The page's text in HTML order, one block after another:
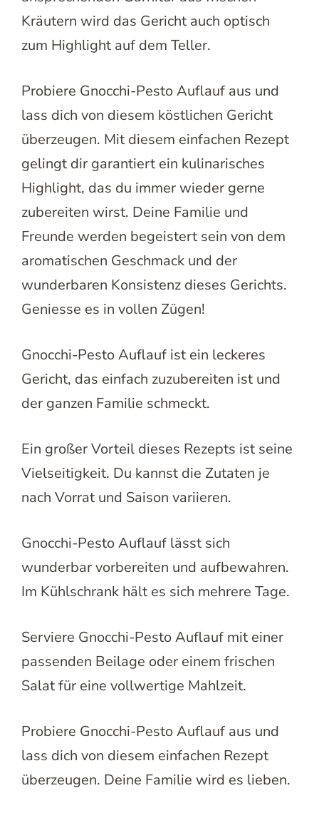
Kräutern wird das Gericht auch optisch
zum Highlight auf dem Teller.
Probiere Gnocchi-Pesto Auflauf aus und
lass dich von diesem köstlichen Gericht
überzeugen. Mit diesem einfachen Rezept
gelingt dir garantiert ein kulinarisches
Highlight, das du immer wieder gerne
zubereiten wirst. Deine Familie und
Freunde werden begeistert sein von dem
aromatischen Geschmack und der
wunderbaren Konsistenz dieses Gerichts.
Geniesse es in vollen Zügen!
Gnocchi-Pesto Auflauf ist ein leckeres
Gericht, das einfach zuzubereiten ist und
der ganzen Familie schmeckt.
Ein großer Vorteil dieses Rezepts ist seine
Vielseitigkeit. Du kannst die Zutaten je
nach Vorrat und Saison variieren.
Gnocchi-Pesto Auflauf lässt sich
wunderbar vorbereiten und aufbewahren.
Im Kühlschrank hält es sich mehrere Tage.
Serviere Gnocchi-Pesto Auflauf mit einer
passenden Beilage oder einem frischen
Salat für eine vollwertige Mahlzeit.
Probiere Gnocchi-Pesto Auflauf aus und
lass dich von diesem einfachen Rezept
überzeugen. Deine Familie wird es lieben.